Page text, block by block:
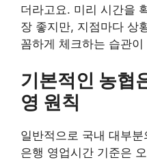
더라고요. 미리 시간을
장 좋지만, 지점마다 상
꼼하게 체크하는 습관
기본적인 농협
영 원칙
일반적으로 국내 대부
은행 영업시간 기준은